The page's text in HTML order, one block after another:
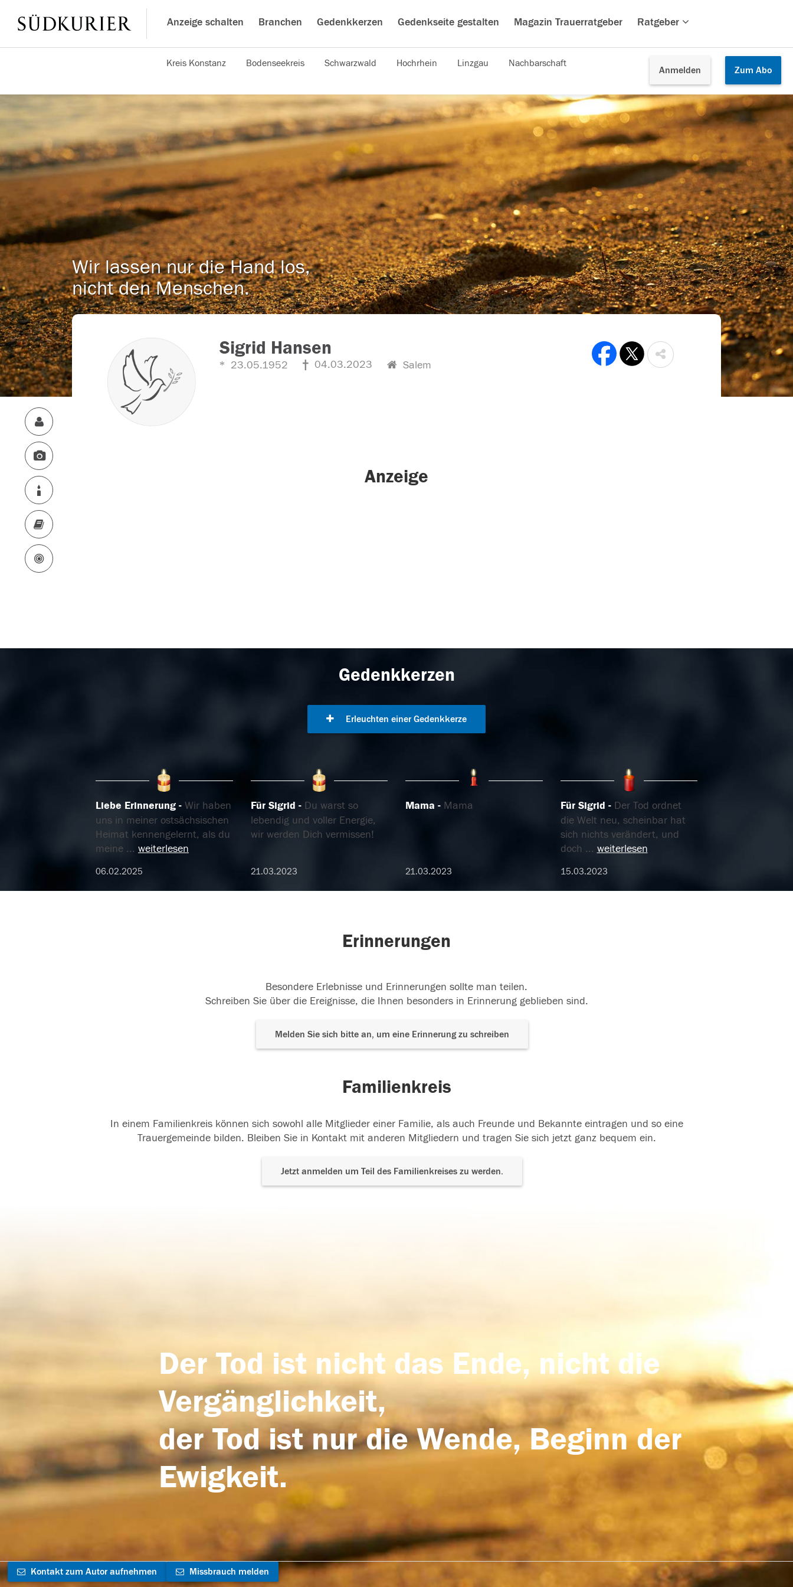
Anzeige schalten Branchen Gedenkkerzen Gedenkseite gestalten Magazin Trauerratgeber Ratgeber
Anmelden Zum Abo
Kreis Konstanz Bodenseekreis Schwarzwald Hochrhein Linzgau Nachbarschaft
Wir lassen nur die Hand los,
nicht den Menschen.
Sigrid Hansen
23.05.1952 04.03.2023 Salem
Anzeige
Gedenkkerzen
Erleuchten einer Gedenkkerze
Liebe Erinnerung
Wir haben
uns in meiner ostsächsischen
Heimat kennengelernt, als du
meine ... weiterlesen
06.02.2025
Für Sigrid
Du warst so
lebendig und voller Energie,
wir werden Dich vermissen!
21.03.2023
Mama Mama
21.03.2023
Für Sigrid
Der Tod ordnet
die Welt neu, scheinbar hat
sich nichts verändert, und
doch ... weiterlesen
15.03.2023
Erinnerungen
Besondere Erlebnisse und Erinnerungen sollte man teilen.
Schreiben Sie über die Ereignisse, die Ihnen besonders in Erinnerung geblieben sind.
Melden Sie sich bitte an, um eine Erinnerung zu schreiben
Familienkreis
In einem Familienkreis können sich sowohl alle Mitglieder einer Familie, als auch Freunde und Bekannte eintragen und so eine
Trauergemeinde bilden. Bleiben Sie in Kontakt mit anderen Mitgliedern und tragen Sie sich jetzt ganz bequem ein.
Jetzt anmelden um Teil des Familienkreises zu werden.
Der Tod ist nicht das Ende, nicht die
Vergänglichkeit,
der Tod ist nur die Wende, Beginn der
Ewigkeit.
Kontakt zum Autor aufnehmen Missbrauch melden